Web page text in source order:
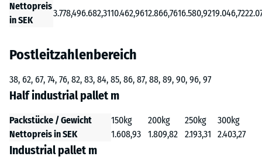
Nettopreis
in SEK
3.778,496.682,3110.462,9612.866,7616.580,9219.046,72
Postleitzahlenbereich
38, 62, 67, 74, 76, 82, 83, 84, 85, 86, 87, 88, 89, 90, 96, 97
Half industrial pallet m
Packstücke / Gewicht 150kg 200kg 250kg
300kg
Nettopreis in SEK
1.608,93 1.809,82 2.193,31 2.403,27
Industrial pallet m